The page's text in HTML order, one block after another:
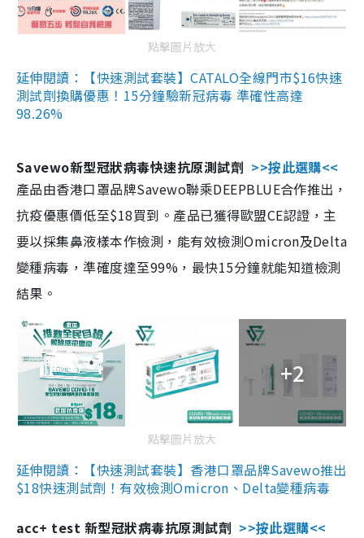
點擊圖片放大
延伸閱讀：【快速測試套裝】CATALO全線門市$16快速
測試劑換購優惠！15分鐘驗新冠病毒 準確性高達
98.26%
Savewo新型冠狀病毒快速抗原測試劑 >>按此選購<<
產品由香港口罩品牌Savewo聯乘DEEPBLUE合作推出，
抗疫優惠價低至$18買到。產品已獲得歐盟CE認證，主
要以採集鼻液樣本作檢測，能有效檢測Omicron及Delta
變種病毒，準確度達至99%，最快15分鐘就能知道檢測
結果。
+2
點擊圖片放大
延伸閱讀：【快速測試套裝】香港口罩品牌Savewo推出
$18快速測試劑！有效檢測Omicron、Delta變種病毒
acc+ test 新型冠狀病毒抗原測試劑 >>按此選購<<